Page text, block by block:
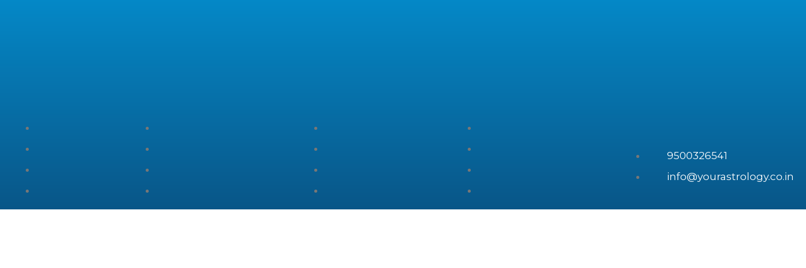
9500326541
info@yourastrology.co.in